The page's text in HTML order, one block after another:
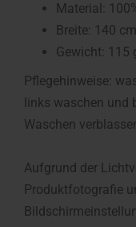
Material:
Breite: 140 cm
Gewicht: 115
Pflegehinweise:
links waschen und
Waschen
Aufgrund der
Produktfotografie